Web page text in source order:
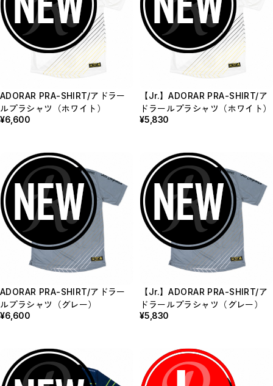
ADORAR PRA-SHIRT/アドラー
ルプラシャツ（ホワイト）
¥6,600
【Jr.】ADORAR PRA-SHIRT/ア
ドラールプラシャツ（ホワイト）
¥5,830
ADORAR PRA-SHIRT/アドラー
ルプラシャツ（グレー）
¥6,600
【Jr.】ADORAR PRA-SHIRT/ア
ドラールプラシャツ（グレー）
¥5,830